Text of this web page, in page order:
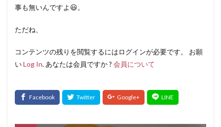
事も無いんですよ😃。
ただね、
コンテンツの残りを閲覧するにはログインが必要です。 お願
いLog In. あなたは会員ですか ? 会員について